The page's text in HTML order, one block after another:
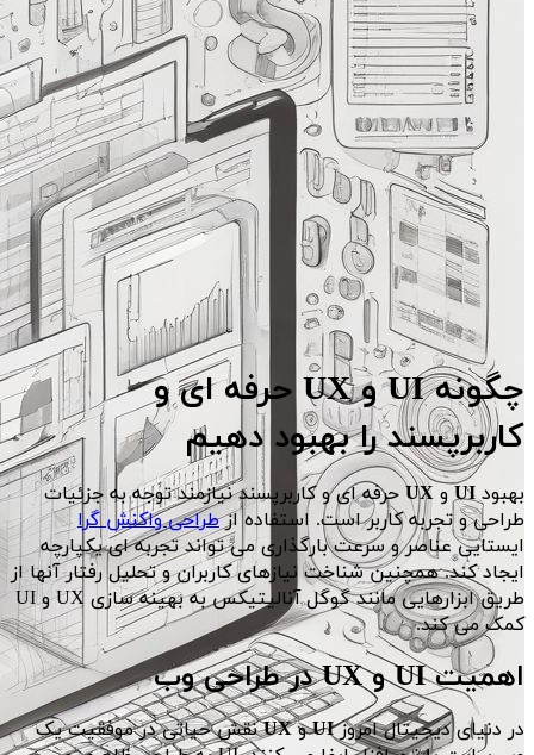
چگونه UI و UX حرفه ای و
کاربرپسند را بهبود دهیم
بهبودUIو UX حرفه ای و کاربرپسند نیازمند توجه به جزئیات
طراحی و تجربه کاربر است. استفاده ازطراحی واکنش گرا
ایستایی عناصر و سرعت بارگذاری می تواند تجربه ای یکپارچه
ایجاد کند. همچنین شناخت نیازهای کاربران و تحلیل رفتار آنها از
طریق ابزارهایی مانند گوگل آنالیتیکس به بهینه سازی UX و UI
کمک می کند.
اهمیت UI و UX در طراحی وب
در دنیای دیجیتال امروزUIوUXنقش حیاتی در موفقیت یک